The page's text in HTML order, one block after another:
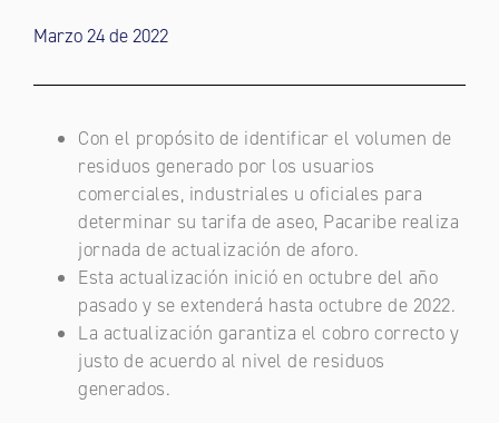
Marzo 24 de 2022
Con el propósito de identificar el volumen de
residuos generado por los usuarios
comerciales, industriales u oficiales para
determinar su tarifa de aseo, Pacaribe realiza
jornada de actualización de aforo.
Esta actualización inició en octubre del año
pasado y se extenderá hasta octubre de 2022.
La actualización garantiza el cobro correcto y
justo de acuerdo al nivel de residuos
generados.